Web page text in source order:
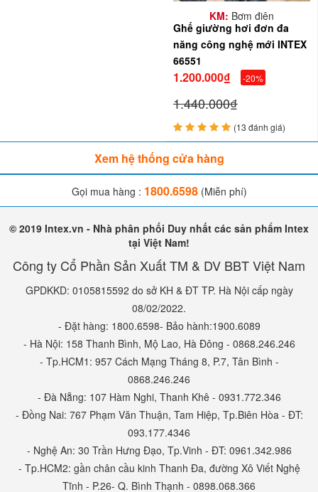
KM: Bơm điện
Ghế giường hơi đơn đa
năng công nghệ mới INTEX
66551
1.200.000₫ -20%
1.440.000₫
(13 đánh giá)
Xem hệ thống cửa hàng
Gọi mua hàng : 1800.6598(Miễn phí)
© 2019 Intex.vn - Nhà phân phối Duy nhất các sản phẩm Intex
tại Việt Nam!
Công ty Cổ Phần Sản Xuất TM & DV BBT Việt Nam
GPDKKD: 0105815592 do sở KH & ĐT TP. Hà Nội cấp ngày
08/02/2022.
- Đặt hàng: 1800.6598- Bảo hành:1900.6089
- Hà Nội: 158 Thanh Bình, Mộ Lao, Hà Đông - 0868.246.246
- Tp.HCM1: 957 Cách Mạng Tháng 8, P.7, Tân Bình -
0868.246.246
- Đà Nẵng: 107 Hàm Nghi, Thanh Khê - 0931.772.346
- Đồng Nai: 767 Phạm Văn Thuận, Tam Hiệp, Tp.Biên Hòa - ĐT:
093.177.4346
- Nghệ An: 30 Trần Hưng Đạo, Tp.Vinh - ĐT: 0961.342.986
- Tp.HCM2: gần chân cầu kinh Thanh Đa, đường Xô Viết Nghệ
Tĩnh - P.26- Q. Bình Thạnh - 0898.068.366